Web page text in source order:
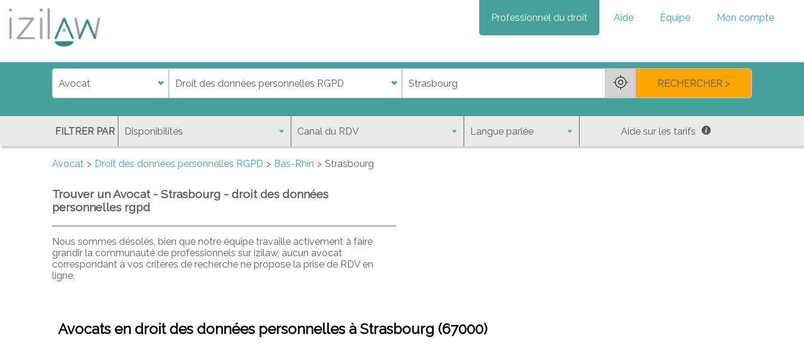
Professionnel du droit Aide Équipe Mon compte
jdadi
fl
RECHERCHER >
FILTRER PAR Aide sur les tarifs
Avocat Droit des données personnelles RGPD Bas-Rhin Strasbourg
Trouver un Avocat - Strasbourg - droit des données
personnelles rgpd
Nous sommes désolés, bien que notre équipe travaille activement à faire
grandir la communauté de professionnels sur izilaw, aucun avocat
correspondant à vos critères de recherche ne propose la prise de RDV en
ligne.
Avocats en droit des données personnelles à Strasbourg (67000)